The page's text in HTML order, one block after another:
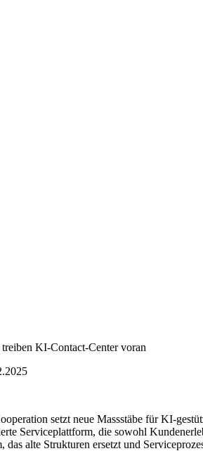
KI-Contact-Center voran
setzt neue Massstäbe für KI-
Serviceplattform, die sowohl
das alte Strukturen ersetzt und